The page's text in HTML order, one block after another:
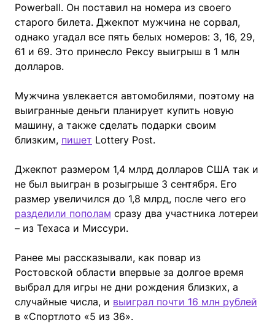
Powerball. Он поставил на номера из своего
старого билета. Джекпот мужчина не сорвал,
однако угадал все пять белых номеров: 3, 16, 29,
61 и 69. Это принесло Рексу выигрыш в 1 млн
долларов.
Мужчина увлекается автомобилями, поэтому на
выигранные деньги планирует купить новую
машину, а также сделать подарки своим
близким, пишет Lottery Post.
Джекпот размером 1,4 млрд долларов США так и
не был выигран в розыгрыше 3 сентября. Его
размер увеличился до 1,8 млрд, после чего его
разделили пополам сразу два участника лотереи
– из Техаса и Миссури.
Ранее мы рассказывали, как повар из
Ростовской области впервые за долгое время
выбрал для игры не дни рождения близких, а
случайные числа, и выиграл почти 16 млн рублей
в «Спортлото «5 из 36».